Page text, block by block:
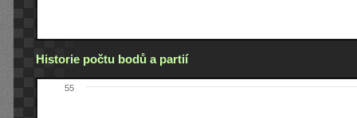
Historie počtu bodů a partií
55